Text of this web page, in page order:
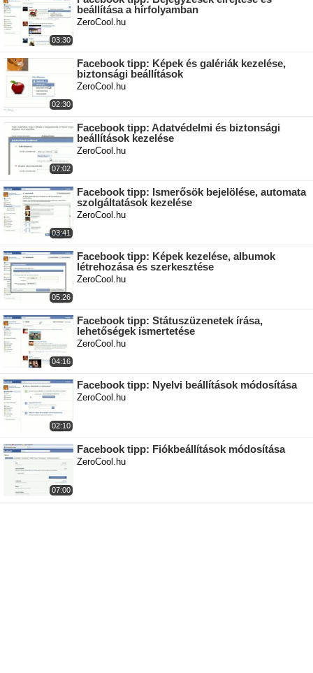
03:30
beállítása a hírfolyamban
ZeroCool.hu
02:30
Facebook tipp: Képek és galériák kezelése,
biztonsági beállítások
ZeroCool.hu
07:02
Facebook tipp: Adatvédelmi és biztonsági
beállítások kezelése
ZeroCool.hu
03:41
Facebook tipp: Ismerősök bejelölése, automata
szolgáltatások kezelése
ZeroCool.hu
05:26
Facebook tipp: Képek kezelése, albumok
létrehozása és szerkesztése
ZeroCool.hu
04:16
Facebook tipp: Státuszüzenetek írása,
lehetőségek ismertetése
ZeroCool.hu
02:10
Facebook tipp: Nyelvi beállítások módosítása
ZeroCool.hu
07:00
Facebook tipp: Fiókbeállítások módosítása
ZeroCool.hu